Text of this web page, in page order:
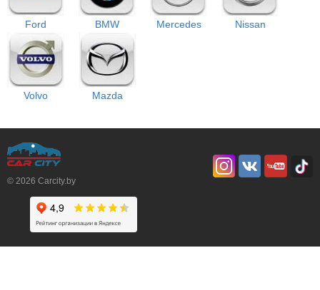
Ford BMW Mercedes Nissan
Volvo Mazda
© 2026 Carcity.by